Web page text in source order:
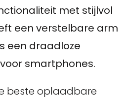
met stijlvol
een verstelbare arm
een draadloze
smartphones.
beste oplaadbare